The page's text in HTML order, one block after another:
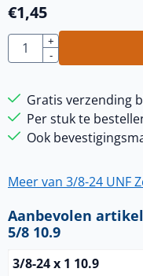
€1,45
Aantal
+
-
Gratis verzending
Per stuk te
Ook
Meer van 3/8-24 UNF
Aanbevolen
5/8 10.9
3/8-24 x 1 10.9